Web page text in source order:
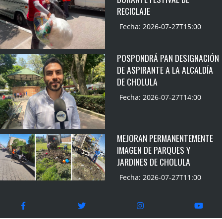
RECICLAJE
Fecha: 2026-07-27T15:00
POSPONDRÁ PAN DESIGNACIÓN
DE ASPIRANTE A LA ALCALDÍA
DE CHOLULA
Fecha: 2026-07-27T14:00
MEJORAN PERMANENTEMENTE
IMAGEN DE PARQUES Y
JARDINES DE CHOLULA
Fecha: 2026-07-27T11:00